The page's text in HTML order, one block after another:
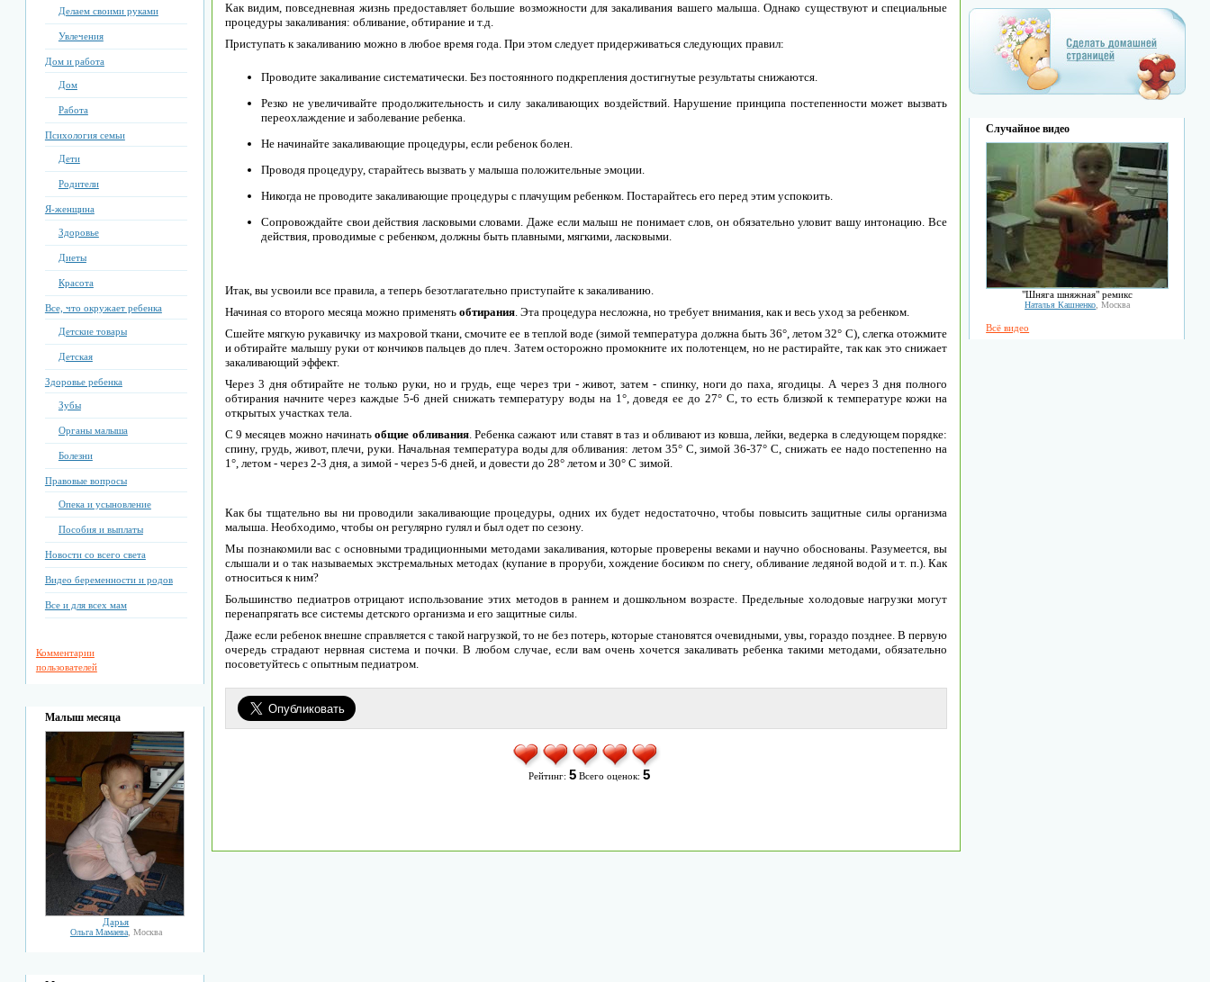
Делаем своими руками
Увлечения
Дом и работа
Дом
Работа
Психология семьи
Дети
Родители
Я-женщина
Здоровье
Диеты
Красота
Все, что окружает ребенка
Детские товары
Детская
Здоровье ребенка
Зубы
Органы малыша
Болезни
Правовые вопросы
Опека и усыновление
Пособия и выплаты
Новости со всего света
Видео беременности и родов
Все и для всех мам
Комментарии
пользователей
Малыш месяца
Дарья
Ольга Мамаева, Москва
Как видим, повседневная жизнь предоставляет большие возможности для закаливания вашего малыша. Однако существуют и специальные
процедуры закаливания: обливание, обтирание и т.д.
Приступать к закаливанию можно в любое время года. При этом следует придерживаться следующих правил:
Проводите закаливание систематически. Без постоянного подкрепления достигнутые результаты снижаются.
Резко не увеличивайте продолжительность и силу закаливающих воздействий. Нарушение принципа постепенности может вызвать
переохлаждение и заболевание ребенка.
Не начинайте закаливающие процедуры, если ребенок болен.
Проводя процедуру, старайтесь вызвать у малыша положительные эмоции.
Никогда не проводите закаливающие процедуры с плачущим ребенком. Постарайтесь его перед этим успокоить.
Сопровождайте свои действия ласковыми словами. Даже если малыш не понимает слов, он обязательно уловит вашу интонацию. Все
действия, проводимые с ребенком, должны быть плавными, мягкими, ласковыми.
Итак, вы усвоили все правила, а теперь безотлагательно приступайте к закаливанию.
Начиная со второго месяца можно применять обтирания. Эта процедура несложна, но требует внимания, как и весь уход за ребенком.
Сшейте мягкую рукавичку из махровой ткани, смочите ее в теплой воде (зимой температура должна быть 36°, летом 32° С), слегка отожмите
и обтирайте малышу руки от кончиков пальцев до плеч. Затем осторожно промокните их полотенцем, но не растирайте, так как это снижает
закаливающий эффект.
Через 3 дня обтирайте не только руки, но и грудь, еще через три - живот, затем - спинку, ноги до паха, ягодицы. А через 3 дня полного
обтирания начните через каждые 5-6 дней снижать температуру воды на 1°, доведя ее до 27° С, то есть близкой к температуре кожи на
открытых участках тела.
С 9 месяцев можно начинатьобщие обливания. Ребенка сажают или ставят в таз и обливают из ковша, лейки, ведерка в следующем порядке:
спину, грудь, живот, плечи, руки. Начальная температура воды для обливания: летом 35° С, зимой 36-37° С, снижать ее надо постепенно на
1°, летом - через 2-3 дня, а зимой - через 5-6 дней, и довести до 28° летом и 30° С зимой.
Как бы тщательно вы ни проводили закаливающие процедуры, одних их будет недостаточно, чтобы повысить защитные силы организма
малыша. Необходимо, чтобы он регулярно гулял и был одет по сезону.
Мы познакомили вас с основными традиционными методами закаливания, которые проверены веками и научно обоснованы. Разумеется, вы
слышали и о так называемых экстремальных методах (купание в проруби, хождение босиком по снегу, обливание ледяной водой и т. п.). Как
относиться к ним?
Большинство педиатров отрицают использование этих методов в раннем и дошкольном возрасте. Предельные холодовые нагрузки могут
перенапрягать все системы детского организма и его защитные силы.
Даже если ребенок внешне справляется с такой нагрузкой, то не без потерь, которые становятся очевидными, увы, гораздо позднее. В первую
очередь страдают нервная система и почки. В любом случае, если вам очень хочется закаливать ребенка такими методами, обязательно
посоветуйтесь с опытным педиатром.
Рейтинг: 5Всего оценок: 5
Случайное видео
"Шняга шняжная" ремикс
Наталья Кашненко , Москва
Всё видео